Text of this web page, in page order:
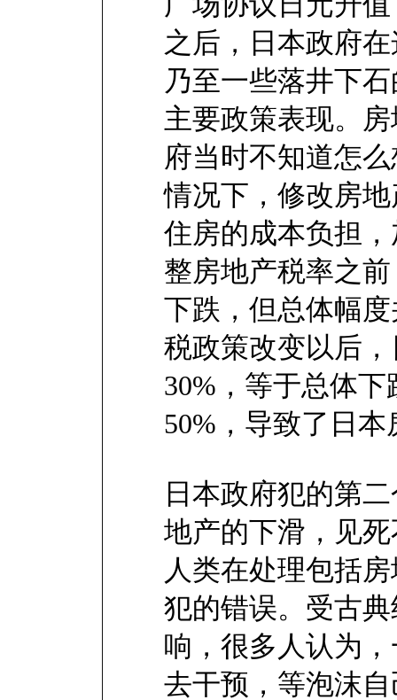
之后，日本政府
乃至一些落井下
主要政策表现。
府当时不知道怎
情况下，修改房
住房的成本负担
整房地产税率之
下跌，但总体幅
税政策改变以后
30%，等于总体
50%，导致了日
日本政府犯的第
地产的下滑，见
人类在处理包括
犯的错误。受古
响，很多人认为
去干预，等泡沫